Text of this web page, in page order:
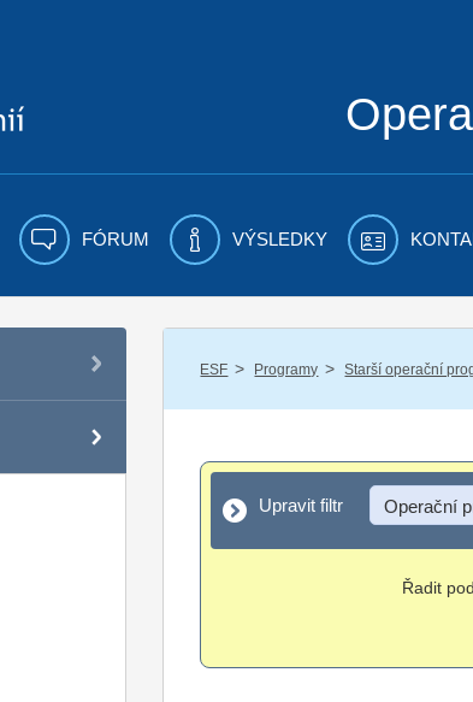
FÓRUM VÝSLEDKY
ESF / Programy / Starší operační
Upravit filtr
Upravit filtr Operační
Řadit